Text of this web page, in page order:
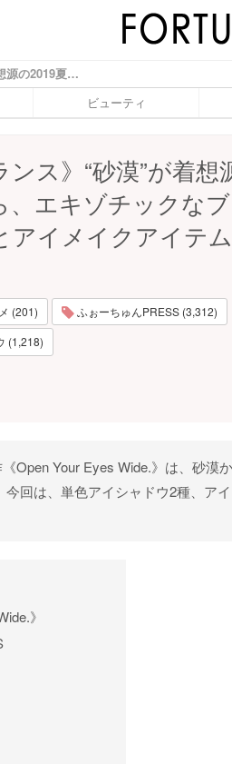
《クラランス》“砂漠”が着想源の2019夏新作から、エキゾチックなブロンズコンパクトとアイメイクアイテム4種をレビュー！ - ふぉーちゅん(FORTUNE)
ビューティ
ンス》“砂漠”が着想
、エキゾチックな
アイメイクアイテ
(201)
ふぉーちゅんPRESS (3,312)
(1,218)
Open Your Eyes Wide.》は、砂漠
回は、単色アイシャドウ2種、アイ
》